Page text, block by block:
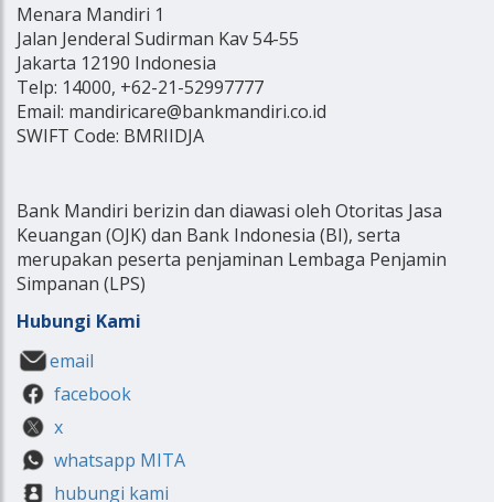
Menara Mandiri 1
Jalan Jenderal Sudirman Kav 54-55
Jakarta 12190 Indonesia
Telp: 14000, +62-21-52997777
Email: mandiricare@bankmandiri.co.id
SWIFT Code: BMRIIDJA
Bank Mandiri berizin dan diawasi oleh Otoritas Jasa
Keuangan (OJK) dan Bank Indonesia (BI), serta
merupakan peserta penjaminan Lembaga Penjamin
Simpanan (LPS)
Hubungi Kami
email
facebook
x
whatsapp MITA
hubungi kami